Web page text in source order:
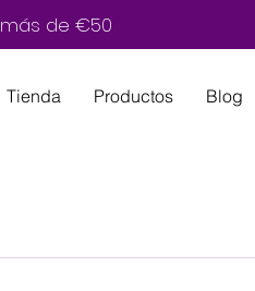
de €50
Tienda Productos Blog